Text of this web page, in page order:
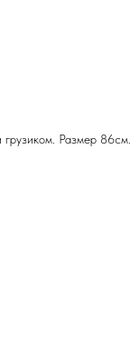
Размер 86см.